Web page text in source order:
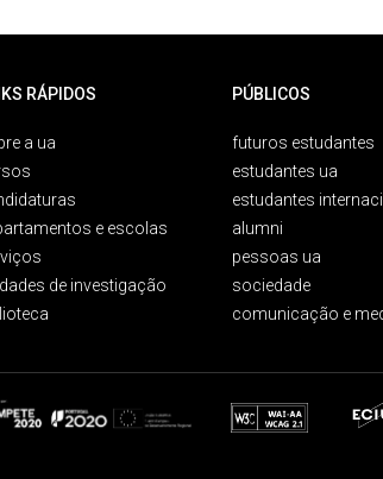
RÁPIDOS
a ua
e escolas
de investigação
PÚBLICOS
futuros estudantes
estudantes ua
estudantes
alumni
pessoas ua
sociedade
comunicação e